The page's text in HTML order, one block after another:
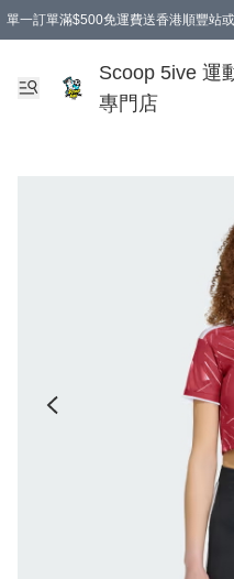
單一訂單滿$500免運費送香港順豐站
Scoop 5ive 運
專門店